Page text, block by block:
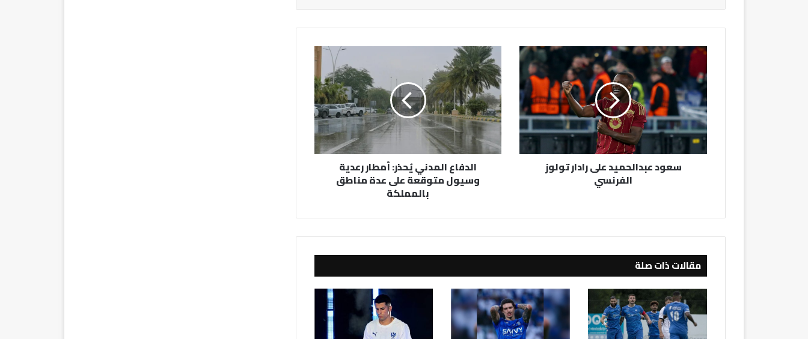
سعود
عبدالحميد
على
رادار
تولوز
الفرنسي
سعود عبدالحميد على رادار تولوز
الفرنسي
الدفاع
المدني
يُحذر:
أمطار
رعدية
وسيول
متوقعة
على
عدة
بالمملكة
الدفاع المدني يُحذر: أمطار رعدية
وسيول متوقعة على عدة مناطق
بالمملكة
مقالات ذات صلة